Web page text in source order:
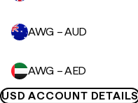
AWG – AUD
AWG – AED
USD ACCOUNT